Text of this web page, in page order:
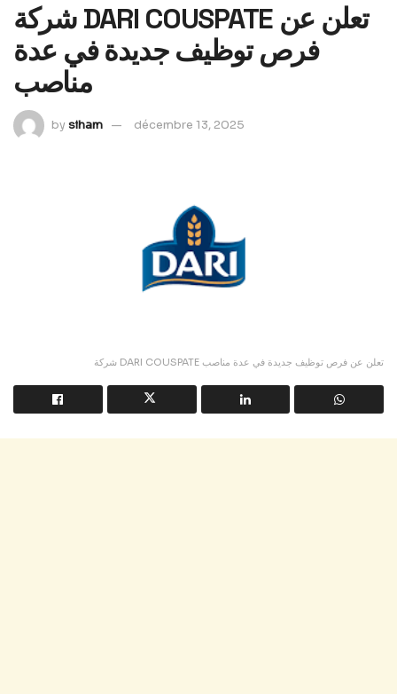
شركة DARI COUSPATE تعلن عن
فرص توظيف جديدة في عدة
مناصب
bysiham décembre 13, 2025
شركة DARI COUSPATE تعلن عن فرص توظيف جديدة في عدة مناصب